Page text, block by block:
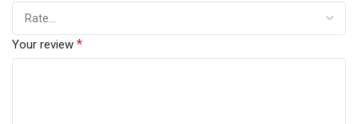
Your review *